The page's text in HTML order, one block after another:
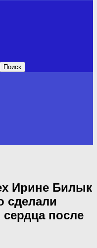
Ирине Билык
сделали
после